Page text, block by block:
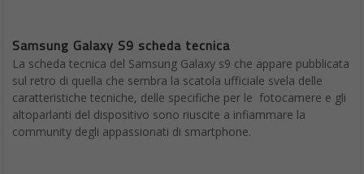
Samsung Galaxy S9 scheda tecnica
La scheda tecnica del Samsung Galaxy s9 che appare pubblicata
sul retro di quella che sembra la scatola ufficiale svela delle
caratteristiche tecniche, delle specifiche per le fotocamere e gli
altoparlanti del dispositivo sono riuscite a infiammare la
community degli appassionati di smartphone.